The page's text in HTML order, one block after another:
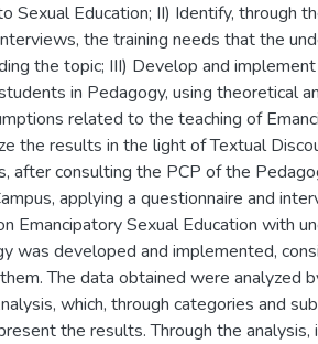
Sexual Education; II) Identify, through
the training needs that the
the topic; III) Develop and
in Pedagogy, using theoretical
related to the teaching of
the results in the light of Textual
after consulting the PCP of the
applying a questionnaire and
Emancipatory Sexual Education with
was developed and implemented,
The data obtained were analyzed
which, through categories and
the results. Through the